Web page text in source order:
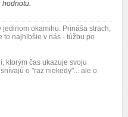
hodnotu.
okamihu. Prináša strach,
najhlbšie v nás - túžbu po
ktorým čas ukazuje svoju
o "raz niekedy"... ale o